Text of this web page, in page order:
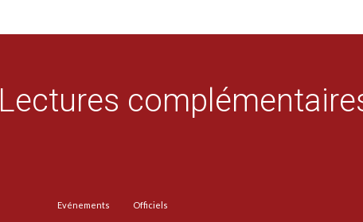
Lectures
Evénements Officiels